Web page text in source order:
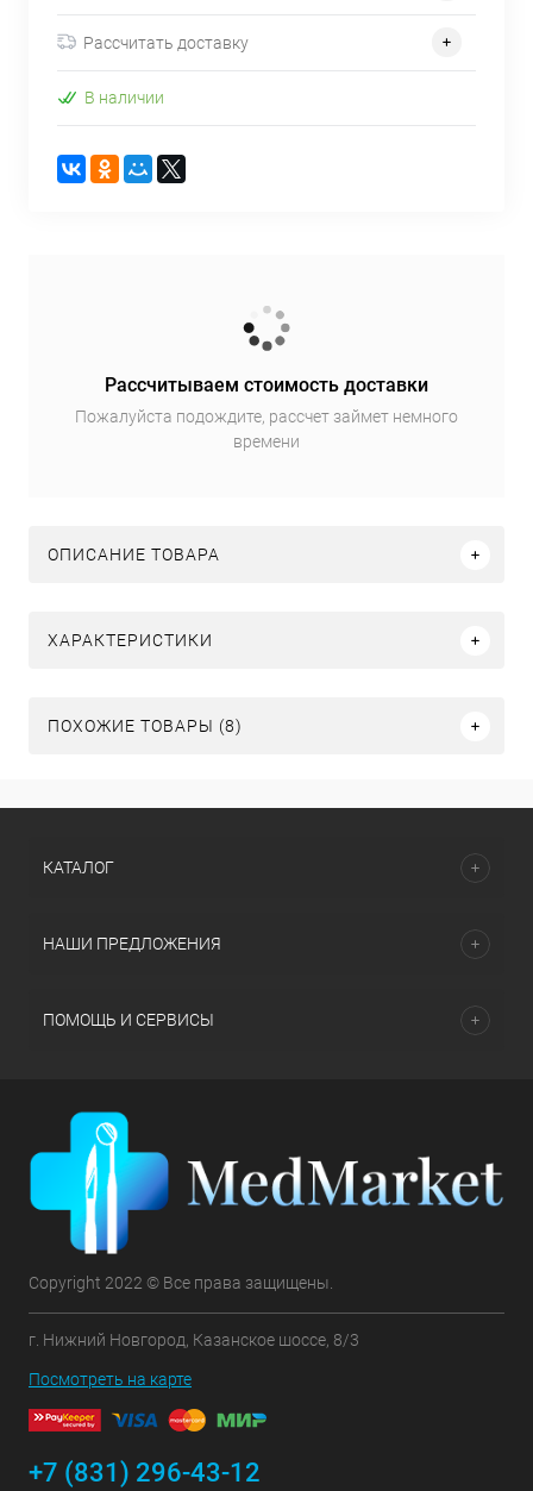
Рассчитать доставку
В наличии
Рассчитываем стоимость доставки
Пожалуйста подождите, рассчет займет немного
времени
ОПИСАНИЕ ТОВАРА
ХАРАКТЕРИСТИКИ
ПОХОЖИЕ ТОВАРЫ (8)
КАТАЛОГ
НАШИ ПРЕДЛОЖЕНИЯ
ПОМОЩЬ И СЕРВИСЫ
Copyright 2022 © Все права защищены.
г. Нижний Новгород, Казанское шоссе, 8/3
Посмотреть на карте
+7 (831) 296-43-12